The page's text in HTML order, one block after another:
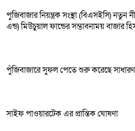
পুজিবাজার নিয়ন্ত্রক সংস্থা (বিএসইসি) নতুন
এন্ড) মিউচুয়াল ফান্ডের সম্ভাবনাময় বাজার
পুঁজিবাজারে সুফল পেতে শুরু করেছে সাধারণ
সাইফ পাওয়ারটেক এর প্রান্তিক ঘোষণা